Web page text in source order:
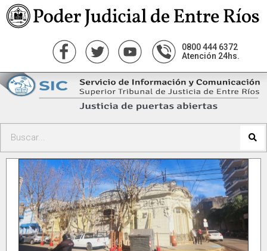
0800 444 6372
Atención 24hs.